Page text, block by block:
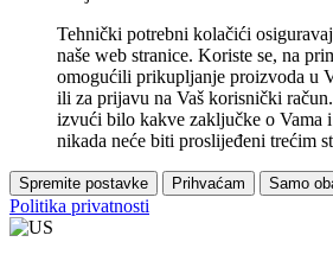
Tehnički potrebni kolačići
naše web stranice. Koriste se, na
omogućili prikupljanje proizvoda u
ili za prijavu na Vaš korisnički
izvući bilo kakve zaključke o Vama
nikada neće biti proslijeđeni trećim
Spremite postavke Prihvaćam Samo
Politika privatnosti